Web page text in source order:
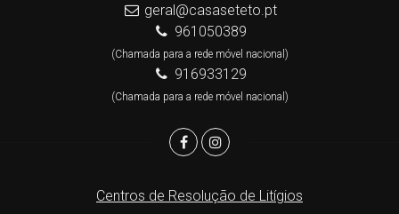
geral@casaseteto.pt
961050389
(Chamada para a rede móvel nacional)
916933129
(Chamada para a rede móvel nacional)
Centros de Resolução de Litígios